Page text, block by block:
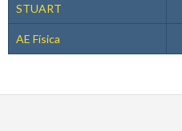
STUART
AE Física